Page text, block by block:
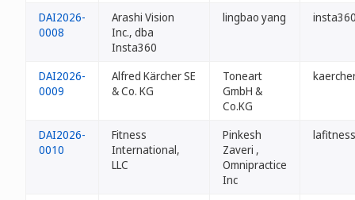
DAI2026-
0008
Arashi Vision
Inc., dba
Insta360
lingbao yang
DAI2026-
0009
Alfred Kärcher SE
& Co. KG
Toneart
GmbH &
Co.KG
DAI2026-
0010
Fitness
International,
LLC
Pinkesh
Zaveri ,
Omnipractice
Inc